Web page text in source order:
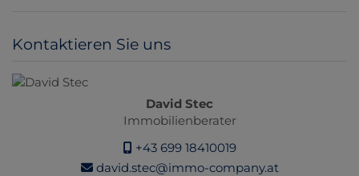
Kontaktieren Sie uns
David Stec
Immobilienberater
+43 699 18410019
david.stec@immo-company.at